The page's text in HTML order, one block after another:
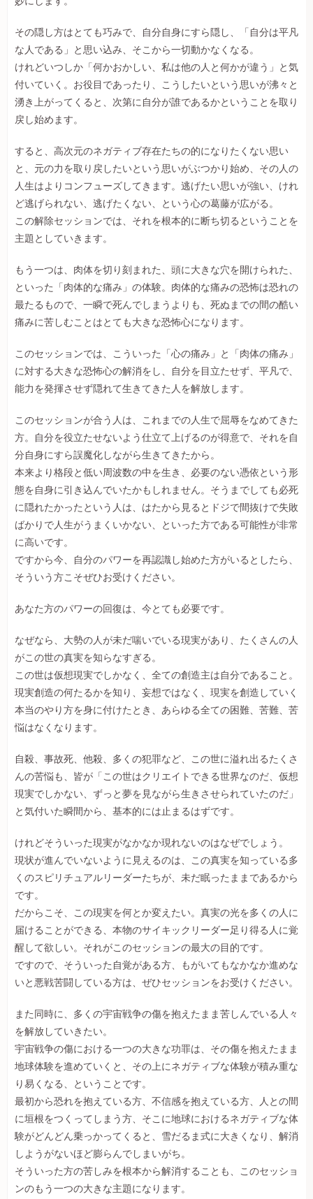
その隠し方はとても巧みで、自分自身にすら隠し、「自分は平凡
な人である」と思い込み、そこから一切動かなくなる。
けれどいつしか「何かおかしい、私は他の人と何かが違う」と気
付いていく。お役目であったり、こうしたいという思いが沸々と
湧き上がってくると、次第に自分が誰であるかということを取り
戻し始めます。
すると、高次元のネガティブ存在たちの的になりたくない思い
と、元の力を取り戻したいという思いがぶつかり始め、その人の
人生はよりコンフューズしてきます。逃げたい思いが強い、けれ
ど逃げられない、逃げたくない、という心の葛藤が広がる。
この解除セッションでは、それを根本的に断ち切るということを
主題としていきます。
もう一つは、肉体を切り刻まれた、頭に大きな穴を開けられた、
といった「肉体的な痛み」の体験。肉体的な痛みの恐怖は恐れの
最たるもので、一瞬で死んでしまうよりも、死ぬまでの間の酷い
痛みに苦しむことはとても大きな恐怖心になります。
このセッションでは、こういった「心の痛み」と「肉体の痛み」
に対する大きな恐怖心の解消をし、自分を目立たせず、平凡で、
能力を発揮させず隠れて生きてきた人を解放します。
このセッションが合う人は、これまでの人生で屈辱をなめてきた
方。自分を役立たせないよう仕立て上げるのが得意で、それを自
分自身にすら誤魔化しながら生きてきたから。
本来より格段と低い周波数の中を生き、必要のない憑依という形
態を自身に引き込んでいたかもしれません。そうまでしても必死
に隠れたかったという人は、はたから見るとドジで間抜けで失敗
ばかりで人生がうまくいかない、といった方である可能性が非常
に高いです。
ですから今、自分のパワーを再認識し始めた方がいるとしたら、
そういう方こそぜひお受けください。
あなた方のパワーの回復は、今とても必要です。
なぜなら、大勢の人が未だ喘いでいる現実があり、たくさんの人
がこの世の真実を知らなすぎる。
この世は仮想現実でしかなく、全ての創造主は自分であること。
現実創造の何たるかを知り、妄想ではなく、現実を創造していく
本当のやり方を身に付けたとき、あらゆる全ての困難、苦難、苦
悩はなくなります。
自殺、事故死、他殺、多くの犯罪など、この世に溢れ出るたくさ
んの苦悩も、皆が「この世はクリエイトできる世界なのだ、仮想
現実でしかない、ずっと夢を見ながら生きさせられていたのだ」
と気付いた瞬間から、基本的には止まるはずです。
けれどそういった現実がなかなか現れないのはなぜでしょう。
現状が進んでいないように見えるのは、この真実を知っている多
くのスピリチュアルリーダーたちが、未だ眠ったままであるから
です。
だからこそ、この現実を何とか変えたい。真実の光を多くの人に
届けることができる、本物のサイキックリーダー足り得る人に覚
醒して欲しい。それがこのセッションの最大の目的です。
ですので、そういった自覚がある方、もがいてもなかなか進めな
いと悪戦苦闘している方は、ぜひセッションをお受けください。
また同時に、多くの宇宙戦争の傷を抱えたまま苦しんでいる人々
を解放していきたい。
宇宙戦争の傷における一つの大きな功罪は、その傷を抱えたまま
地球体験を進めていくと、その上にネガティブな体験が積み重な
り易くなる、ということです。
最初から恐れを抱えている方、不信感を抱えている方、人との間
に垣根をつくってしまう方、そこに地球におけるネガティブな体
験がどんどん乗っかってくると、雪だるま式に大きくなり、解消
しようがないほど膨らんでしまいがち。
そういった方の苦しみを根本から解消することも、このセッショ
ンのもう一つの大きな主題になります。